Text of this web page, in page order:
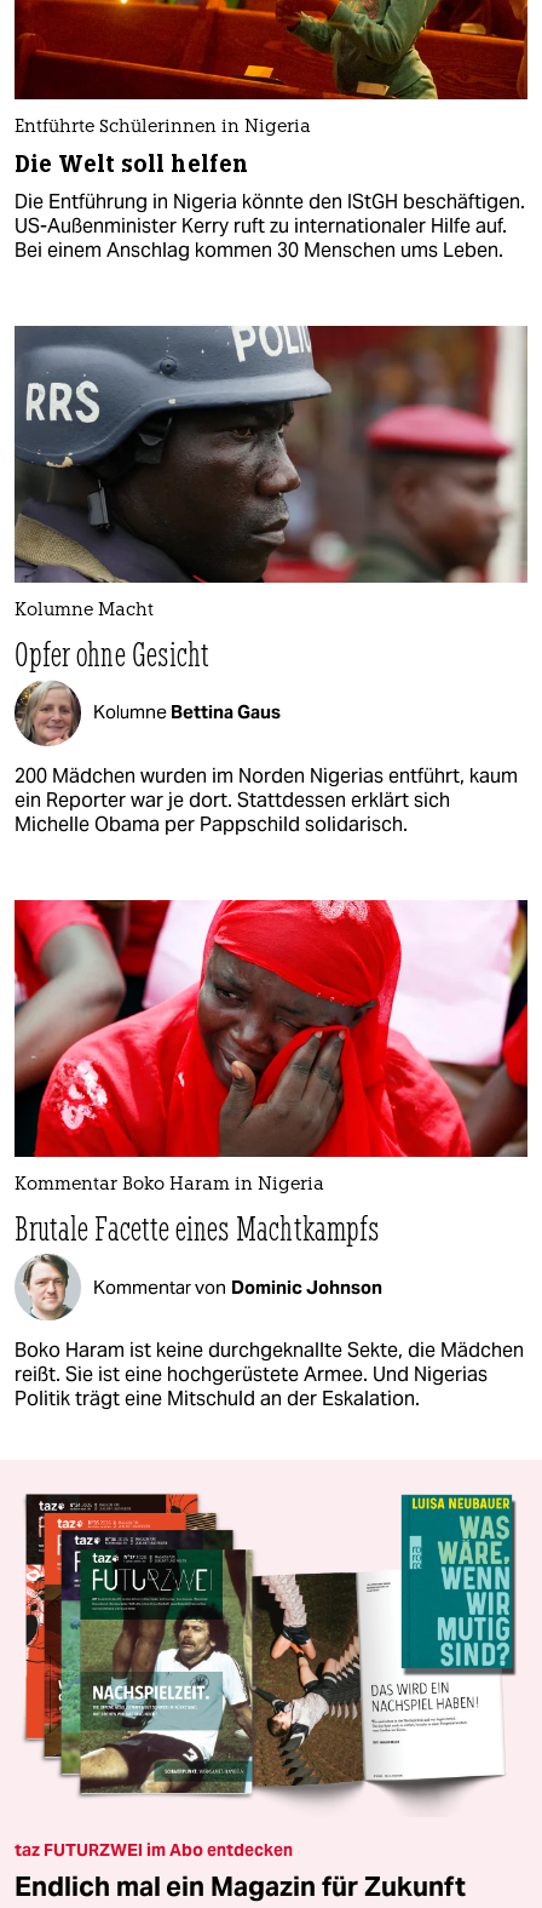
Entführte Schülerinnen in Nigeria
Die Welt soll helfen
Die Entführung in Nigeria könnte den IStGH beschäftigen.
US-Außenminister Kerry ruft zu internationaler Hilfe auf.
Bei einem Anschlag kommen 30 Menschen ums Leben.
Kolumne Macht
Opfer ohne Gesicht
Kolumne Bettina Gaus
200 Mädchen wurden im Norden Nigerias entführt, kaum
ein Reporter war je dort. Stattdessen erklärt sich
Michelle Obama per Pappschild solidarisch.
Kommentar Boko Haram in Nigeria
Brutale Facette eines Machtkampfs
Kommentar von Dominic Johnson
Boko Haram ist keine durchgeknallte Sekte, die Mädchen
reißt. Sie ist eine hochgerüstete Armee. Und Nigerias
Politik trägt eine Mitschuld an der Eskalation.
taz FUTURZWEI im Abo entdecken
Endlich mal ein Magazin für Zukunft